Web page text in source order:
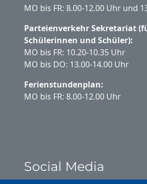
MO bis FR: 8.00-12.00 Uhr und
Parteienverkehr Sekretariat
Schülerinnen und Schüler):
MO bis FR: 10.20-10.35 Uhr
MO bis DO: 13.00-14.00 Uhr
Ferienstundenplan:
MO bis FR: 8.00-12.00 Uhr
Social Media